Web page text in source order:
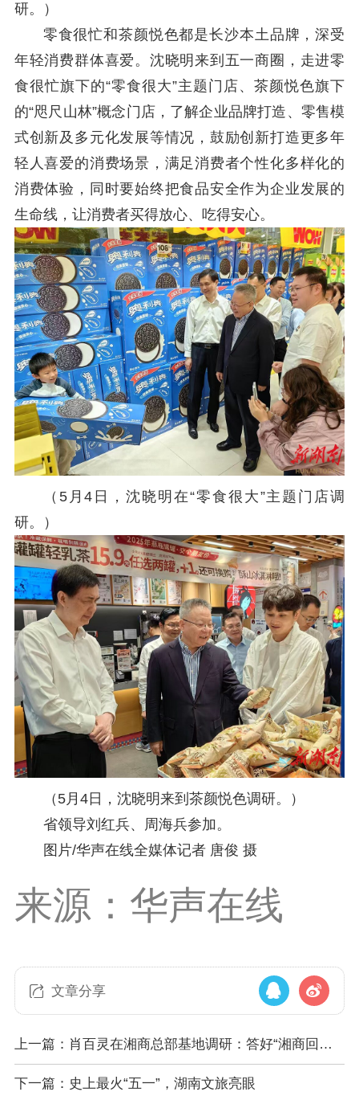
研。）
零食很忙和茶颜悦色都是长沙本土品牌，深受
年轻消费群体喜爱。沈晓明来到五一商圈， 走进零
食很忙旗下的“零食很大”主题门店、茶颜悦色旗下
的“咫尺山林”概念门 店，了解企业品牌打造、零售模
式创新及多元化发展等情况，鼓励创新打造更多年
轻人喜爱的消费场景，满足消费者个性化多样化的
消费体验，同时要始终把食品安全作为企业发展的
生命线，让消费者买得放心、吃得安心。
（5月4日，沈晓明在“零食很大”主题门店调
研。）
（5月4日，沈晓明来到茶颜悦色调研。）
省领导刘红兵、周海兵参加。
图片/华声在线全媒体记者 唐俊 摄
来源：华声在线
文章分享
上一篇：肖百灵在湘商总部基地调研：答好“湘商回
归”课题 助力“十五五”规划编制
下一篇：史上最火“五一”，湖南文旅亮眼